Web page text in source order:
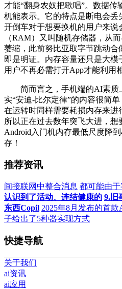
才能“翻身农奴把歌唱”。数据
机能表示。它的特点是断电会
开倒车对于想要换机的用户来说
（RAM）又叫随机存储器，从
萎缩，此前努比亚取字节跳动合
即是明证。内存容量还只是大
用户不再必需打开App才能利用
简而言之，手机端的AI素质
实“安迪-比尔定律”的内容很简
在运转时同样需要耗损内存来进
所以正在过去数年突飞大进，
Android入门机内存最低尺度降
存！
推荐资讯
间接联网中整合消息 都可能由
认识到了活动、连结健康的 9.旧
东西Copil 2025年8月发布的首
子给出了5种器实现方式
快捷导航
关于我们
ai资讯
ai应用